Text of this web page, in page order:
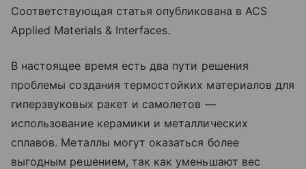
Соответствующая статья опубликована в ACS
Applied Materials & Interfaces.
В настоящее время есть два пути решения
проблемы создания термостойких материалов для
гиперзвуковых ракет и самолетов —
использование керамики и металлических
сплавов. Металлы могут оказаться более
выгодным решением, так как уменьшают вес